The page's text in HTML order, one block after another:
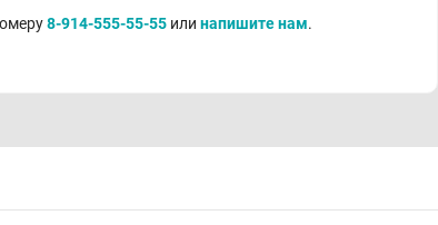
8-914-555-55-55 или напишите нам.